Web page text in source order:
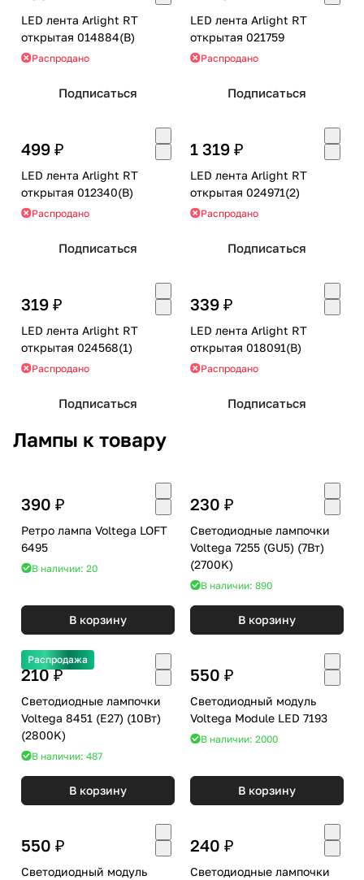
LED лента Arlight RT
открытая 014884(B)
Распродано
Подписаться
LED лента Arlight RT
открытая 021759
Распродано
Подписаться
499 ₽
LED лента Arlight RT
открытая 012340(B)
Распродано
Подписаться
1 319 ₽
LED лента Arlight RT
открытая 024971(2)
Распродано
Подписаться
319 ₽
LED лента Arlight RT
открытая 024568(1)
Распродано
Подписаться
339 ₽
LED лента Arlight RT
открытая 018091(B)
Распродано
Подписаться
Лампы к товару
390 ₽
Ретро лампа Voltega LOFT
6495
В наличии: 20
В корзину
230 ₽
Светодиодные лампочки
Voltega 7255 (GU5) (7Вт)
(2700K)
В наличии: 890
В корзину
Распродажа
210 ₽
Светодиодные лампочки
Voltega 8451 (E27) (10Вт)
(2800K)
В наличии: 487
В корзину
550 ₽
Светодиодный модуль
Voltega Module LED 7193
В наличии: 2000
В корзину
550 ₽
Светодиодный модуль
240 ₽
Светодиодные лампочки